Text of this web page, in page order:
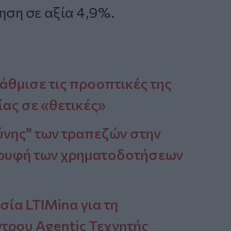
σε αξία 4,9%.
τις προοπτικές της
σε «θετικές»
των τραπεζών στην
των χρηματοδοτήσεων
LTIMinα για τη
Agentic Τεχνητής